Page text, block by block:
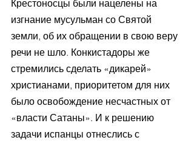
Крестоносцы были нацелены на
изгнание мусульман со Святой
земли, об их обращении в свою веру
речи не шло. Конкистадоры же
стремились сделать «дикарей»
христианами, приоритетом для них
было освобождение несчастных от
«власти Сатаны». И к решению
задачи испанцы отнеслись с